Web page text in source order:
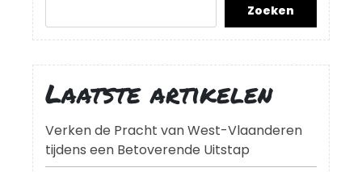
Zoeken
Laatste artikelen
Verken de Pracht van West-Vlaanderen
tijdens een Betoverende Uitstap